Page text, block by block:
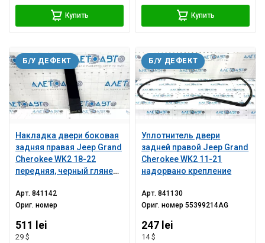
Купить Купить
Накладка двери боковая
задняя правая Jeep Grand
Cherokee WK2 18-22
передняя, черный глянец,
Б/У ДЕФЕКТ
Арт.841142
Ориг. номер
511 lei
29 $
Уплотнитель двери
задней правой Jeep Grand
Cherokee WK2 11-21
надорвано крепление
Б/У ДЕФЕКТ
Арт.841130
Ориг. номер55399214AG
247 lei
14 $